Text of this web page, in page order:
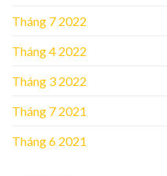
Tháng 7 2022
Tháng 4 2022
Tháng 3 2022
Tháng 7 2021
Tháng 6 2021